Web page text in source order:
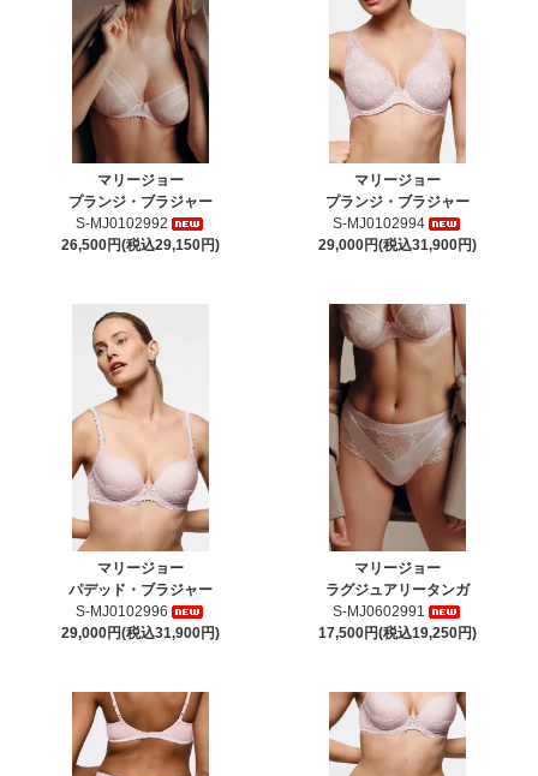
マリージョー
プランジ・ブラジャー
S-MJ0102992
26,500円(税込29,150円)
マリージョー
プランジ・ブラジャー
S-MJ0102994
29,000円(税込31,900円)
マリージョー
パデッド・ブラジャー
S-MJ0102996
29,000円(税込31,900円)
マリージョー
ラグジュアリータンガ
S-MJ0602991
17,500円(税込19,250円)